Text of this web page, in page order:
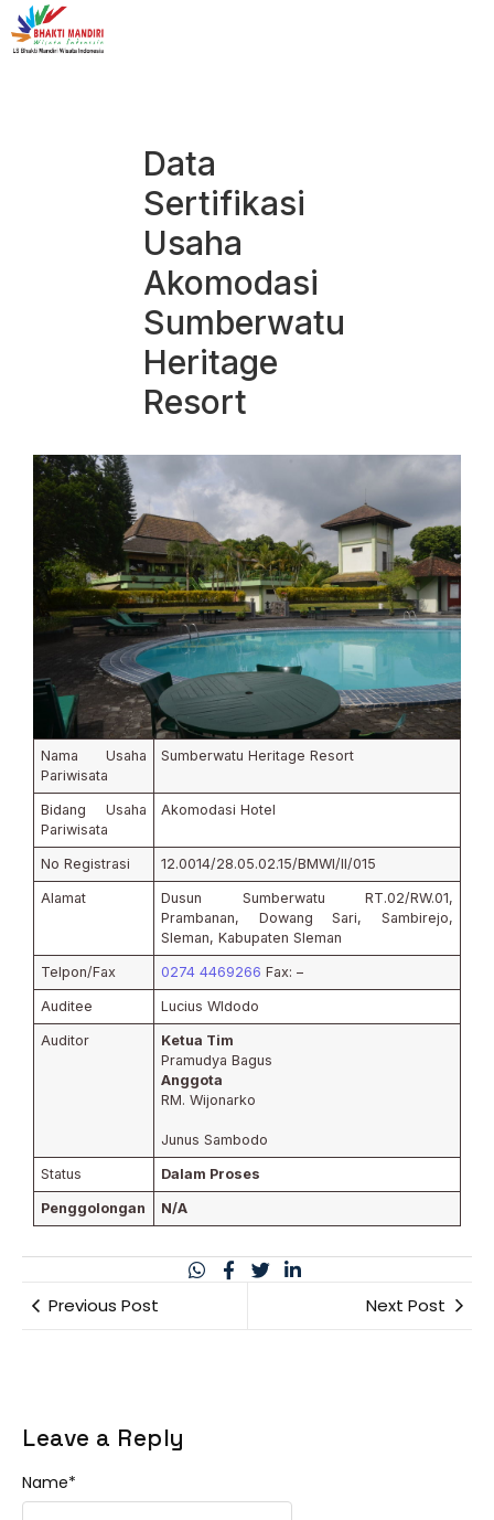
Data
Sertifikasi
Usaha
Akomodasi
Sumberwatu
Heritage
Resort
Nama Usaha
Pariwisata
Sumberwatu Heritage Resort
Bidang Usaha
Pariwisata
Akomodasi Hotel
No Registrasi 12.0014/28.05.02.15/BMWI/II/015
Alamat
Dusun Sumberwatu RT.02/RW.01,
Prambanan, Dowang Sari, Sambirejo,
Sleman, Kabupaten Sleman
Telpon/Fax 0274 4469266 Fax: –
Auditee Lucius WIdodo
Auditor
Ketua Tim
Pramudya Bagus
Anggota
RM. Wijonarko
Junus Sambodo
Status Dalam Proses
Penggolongan N/A
Previous Post Next Post
Leave a Reply
Name*